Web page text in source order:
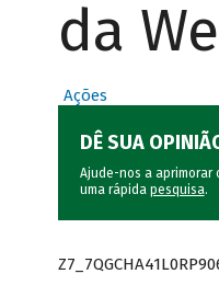
da
Ações
DÊ SUA
Ajude-nos a aprimorar
uma rápida pesquisa.